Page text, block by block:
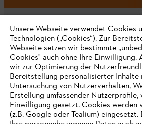
Unternehmen
Häufig gestellte Fragen
Unsere Webseite verwendet Cookies
Technologien („Cookies“). Zur
Webseite setzen wir bestimmte
Cookies" auch ohne Ihre Einwilligung.
wir zur Optimierung der
Bereitstellung personalisierter Inhalte
Untersuchung von Nutzerverhalten,
Erstellung umfassender Nutzerprofile,
Einwilligung gesetzt. Cookies werden
(z.B. Google oder Tealium)